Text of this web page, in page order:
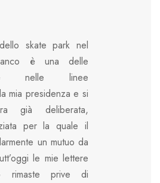
skate park nel
è una delle
nelle linee
mia presidenza e si
già deliberata,
per la quale il
un mutuo da
le mie lettere
rimaste prive di